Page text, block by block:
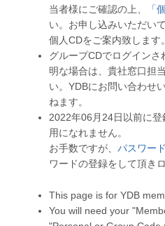
当者様にご確認の上、
「
い。お申し込みいただい
個人CDをご案内致します。
グループCDでログイン
明な場合は、貴社窓口担
い。YDBにお問い合わせ
ねます。
2022年06月24日以前に登
用になれません。
お手数ですが、 パスワー
ワードの登録をして頂き
This page is for YDB
You will need your